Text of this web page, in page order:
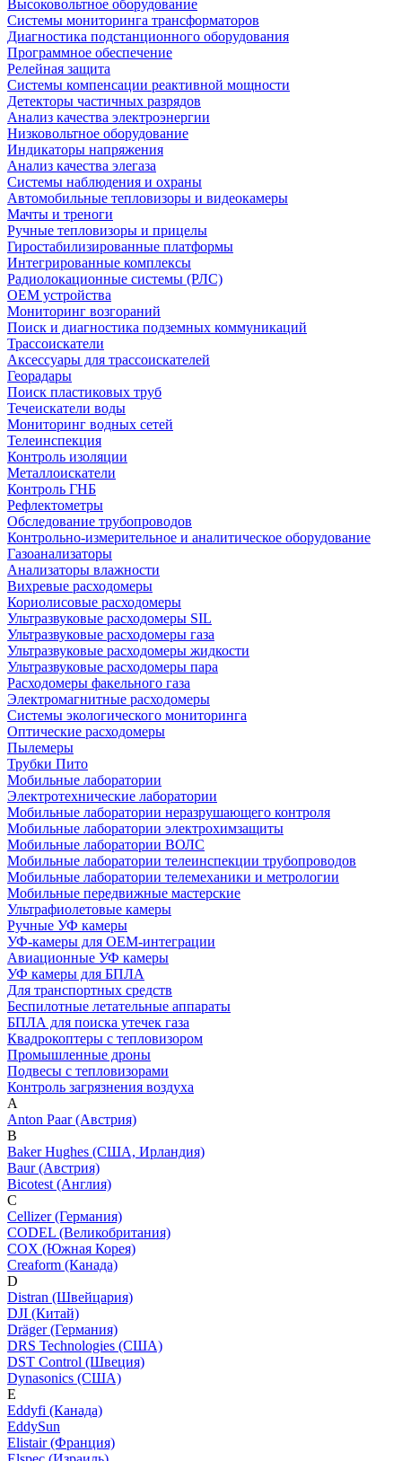
Высоковольтное оборудование
Системы мониторинга трансформаторов
Диагностика подстанционного оборудования
Программное обеспечение
Релейная защита
Системы компенсации реактивной мощности
Детекторы частичных разрядов
Анализ качества электроэнергии
Низковольтное оборудование
Индикаторы напряжения
Анализ качества элегаза
Системы наблюдения и охраны
Автомобильные тепловизоры и видеокамеры
Мачты и треноги
Ручные тепловизоры и прицелы
Гиростабилизированные платформы
Интегрированные комплексы
Радиолокационные системы (РЛС)
OEM устройства
Мониторинг возгораний
Поиск и диагностика подземных коммуникаций
Трассоискатели
Аксессуары для трассоискателей
Георадары
Поиск пластиковых труб
Течеискатели воды
Мониторинг водных сетей
Телеинспекция
Контроль изоляции
Металлоискатели
Контроль ГНБ
Рефлектометры
Обследование трубопроводов
Контрольно-измерительное и аналитическое оборудование
Газоанализаторы
Анализаторы влажности
Вихревые расходомеры
Кориолисовые расходомеры
Ультразвуковые расходомеры SIL
Ультразвуковые расходомеры газа
Ультразвуковые расходомеры жидкости
Ультразвуковые расходомеры пара
Расходомеры факельного газа
Электромагнитные расходомеры
Системы экологического мониторинга
Оптические расходомеры
Пылемеры
Трубки Пито
Мобильные лаборатории
Электротехнические лаборатории
Мобильные лаборатории неразрушающего контроля
Мобильные лаборатории электрохимзащиты
Мобильные лаборатории ВОЛС
Мобильные лаборатории телеинспекции трубопроводов
Мобильные лаборатории телемеханики и метрологии
Мобильные передвижные мастерские
Ультрафиолетовые камеры
Ручные УФ камеры
УФ-камеры для OEM-интеграции
Авиационные УФ камеры
УФ камеры для БПЛА
Для транспортных средств
Беспилотные летательные аппараты
БПЛА для поиска утечек газа
Квадрокоптеры с тепловизором
Промышленные дроны
Подвесы с тепловизорами
Контроль загрязнения воздуха
A
Anton Paar (Австрия)
B
Baker Hughes (США, Ирландия)
Baur (Австрия)
Bicotest (Англия)
C
Cellizer (Германия)
CODEL (Великобритания)
COX (Южная Корея)
Creaform (Канада)
D
Distran (Швейцария)
DJI (Китай)
Dräger (Германия)
DRS Technologies (США)
DST Control (Швеция)
Dynasonics (США)
E
Eddyfi (Канада)
EddySun
Elistair (Франция)